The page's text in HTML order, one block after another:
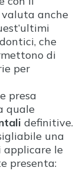
valuta anche
che
di
per
presa
quale
definitive.
una
le
presenta: